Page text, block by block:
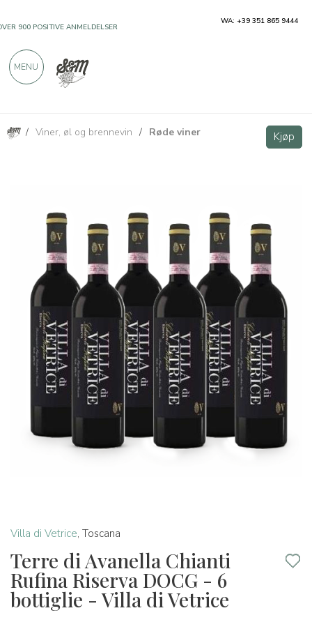
/ Viner, øl og brennevin / Røde viner Kjøp
Villa di Vetrice, Toscana
Terre di Avanella Chianti
Rufina Riserva DOCG - 6
bottiglie - Villa di Vetrice
Kjøp
900 POSITIVE ANMELDELSER WA: +39 351 865 9444
MENU